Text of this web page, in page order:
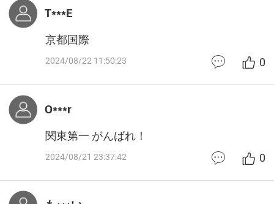
T***E
京都国際
2024/08/22 11:50:23 0
O***r
関東第一 がんばれ！
2024/08/21 23:37:42 0